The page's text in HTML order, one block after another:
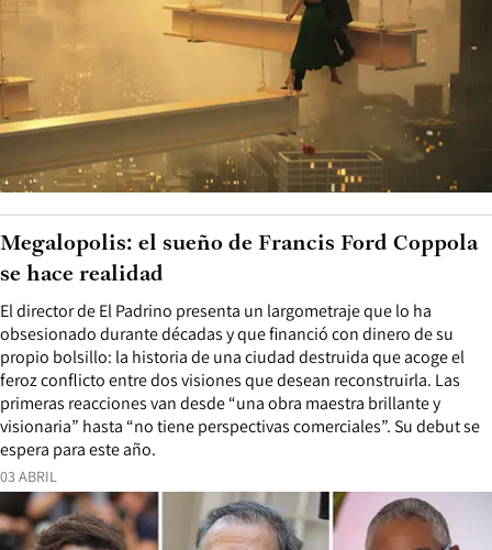
03 ABRIL
El director de El Padrino presenta un largometraje que lo ha
obsesionado durante décadas y que financió con dinero de su
propio bolsillo: la historia de una ciudad destruida que acoge el
feroz conflicto entre dos visiones que desean reconstruirla. Las
primeras reacciones van desde “una obra maestra brillante y
visionaria” hasta “no tiene perspectivas comerciales”. Su debut se
espera para este año.
Megalopolis: el sueño de Francis Ford Coppola
se hace realidad